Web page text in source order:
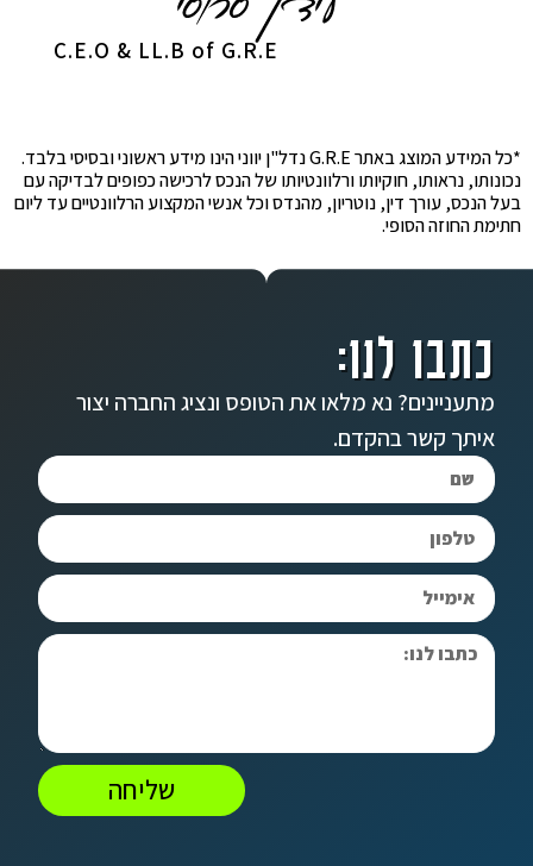
C.E.O & LL.B of G.R.E
*כל המידע המוצג באתר G.R.E נדל"ן יווני הינו מידע ראשוני ובסיסי בלבד.
נכונותו, נראותו, חוקיותו ורלוונטיותו של הנכס לרכישה כפופים לבדיקה עם
בעל הנכס, עורך דין, נוטריון, מהנדס וכל אנשי המקצוע הרלוונטיים עד ליום
חתימת החוזה הסופי.
כתבו לנו:
מתעניינים? נא מלאו את הטופס ונציג החברה יצור
איתך קשר בהקדם.
שליחה